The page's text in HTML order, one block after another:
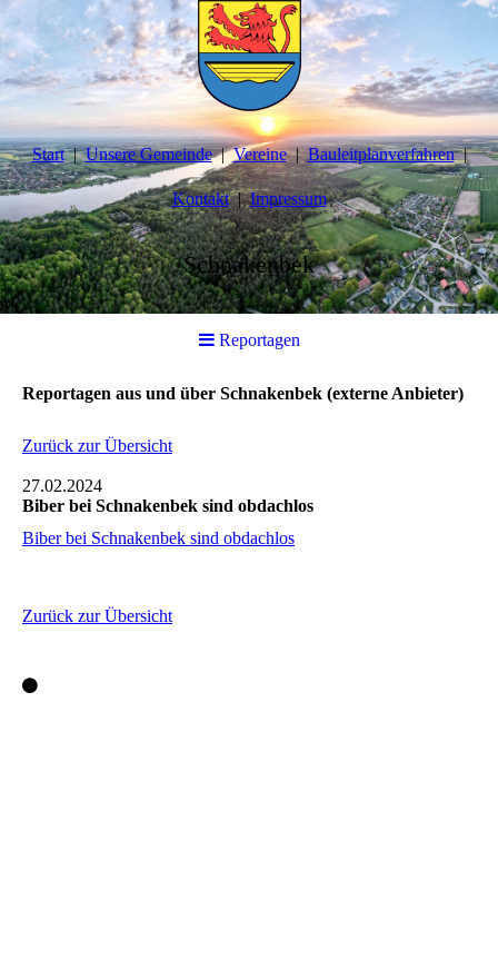
Start Unsere Gemeinde Vereine Bauleitplanverfahren
Kontakt Impressum
Schnakenbek
Reportagen
Reportagen aus und über Schnakenbek (externe Anbieter)
Zurück zur Übersicht
27.02.2024
Biber bei Schnakenbek sind obdachlos
Biber bei Schnakenbek sind obdachlos
Zurück zur Übersicht